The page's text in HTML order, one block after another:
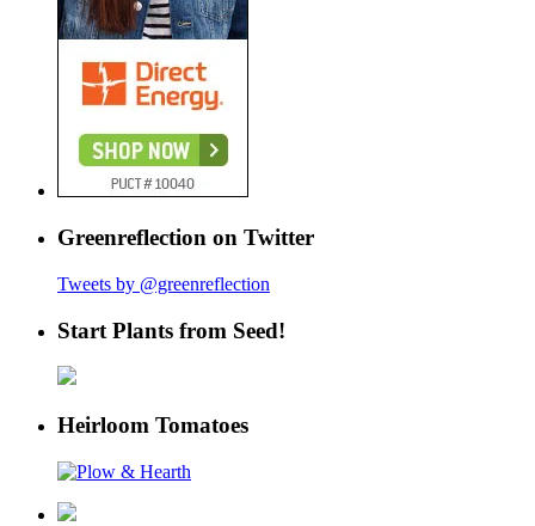
Greenreflection on Twitter
Tweets by @greenreflection
Start Plants from Seed!
Heirloom Tomatoes